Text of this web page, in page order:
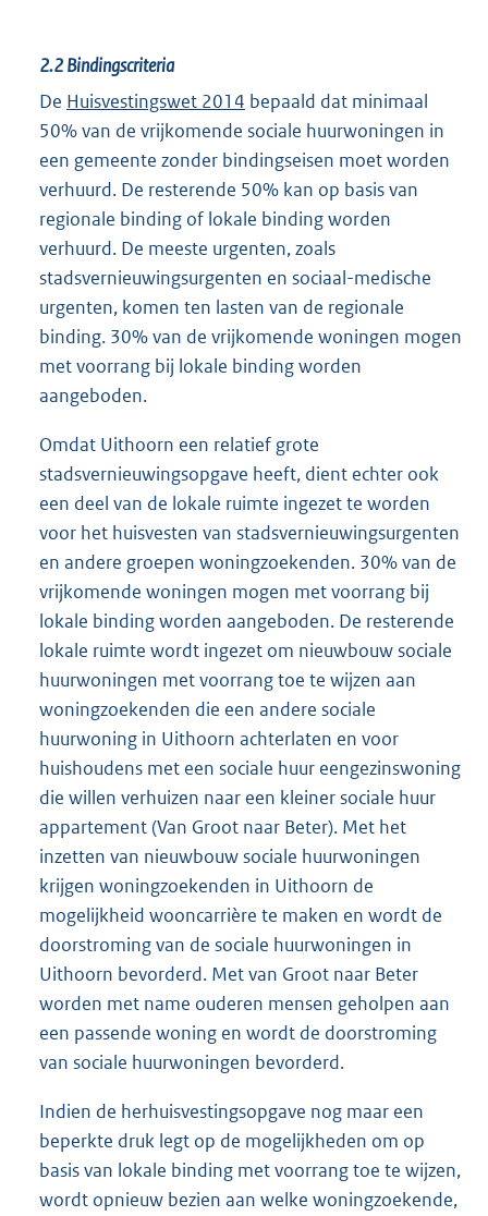
2.2Bindingscriteria
De Huisvestingswet 2014 bepaald dat minimaal
50% van de vrijkomende sociale huurwoningen in
een gemeente zonder bindingseisen moet worden
verhuurd. De resterende 50% kan op basis van
regionale binding of lokale binding worden
verhuurd. De meeste urgenten, zoals
stadsvernieuwingsurgenten en sociaal-medische
urgenten, komen ten lasten van de regionale
binding. 30% van de vrijkomende woningen mogen
met voorrang bij lokale binding worden
aangeboden.
Omdat Uithoorn een relatief grote
stadsvernieuwingsopgave heeft, dient echter ook
een deel van de lokale ruimte ingezet te worden
voor het huisvesten van stadsvernieuwingsurgenten
en andere groepen woningzoekenden. 30% van de
vrijkomende woningen mogen met voorrang bij
lokale binding worden aangeboden. De resterende
lokale ruimte wordt ingezet om nieuwbouw sociale
huurwoningen met voorrang toe te wijzen aan
woningzoekenden die een andere sociale
huurwoning in Uithoorn achterlaten en voor
huishoudens met een sociale huur eengezinswoning
die willen verhuizen naar een kleiner sociale huur
appartement (Van Groot naar Beter). Met het
inzetten van nieuwbouw sociale huurwoningen
krijgen woningzoekenden in Uithoorn de
mogelijkheid wooncarrière te maken en wordt de
doorstroming van de sociale huurwoningen in
Uithoorn bevorderd. Met van Groot naar Beter
worden met name ouderen mensen geholpen aan
een passende woning en wordt de doorstroming
van sociale huurwoningen bevorderd.
Indien de herhuisvestingsopgave nog maar een
beperkte druk legt op de mogelijkheden om op
basis van lokale binding met voorrang toe te wijzen,
wordt opnieuw bezien aan welke woningzoekende,